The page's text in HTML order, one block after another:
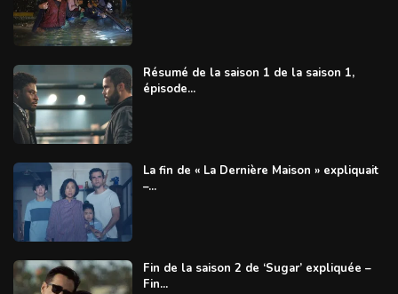
Résumé de la saison 1 de la saison 1,
épisode...
La fin de « La Dernière Maison » expliquait
–...
Fin de la saison 2 de ‘Sugar’ expliquée –
Fin...